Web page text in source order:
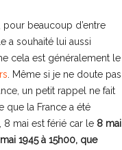
beaucoup d’entre
a souhaité lui aussi
cela est généralement le
. Même si je ne doute pas
un petit rappel ne fait
que la France a été
mai est férié car le 8 mai
1945 à 15h00, que